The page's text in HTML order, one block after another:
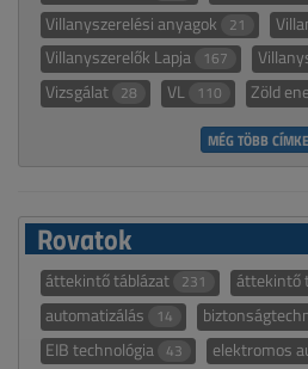
Villanyszerelési anyagok 21
Villanyszerelők Lapja 167
Vizsgálat 28 VL 110 Zöld
MÉG TÖBB
Rovatok
áttekintő táblázat 231 áttekintő
automatizálás 14
EIB technológia 43 elektromos